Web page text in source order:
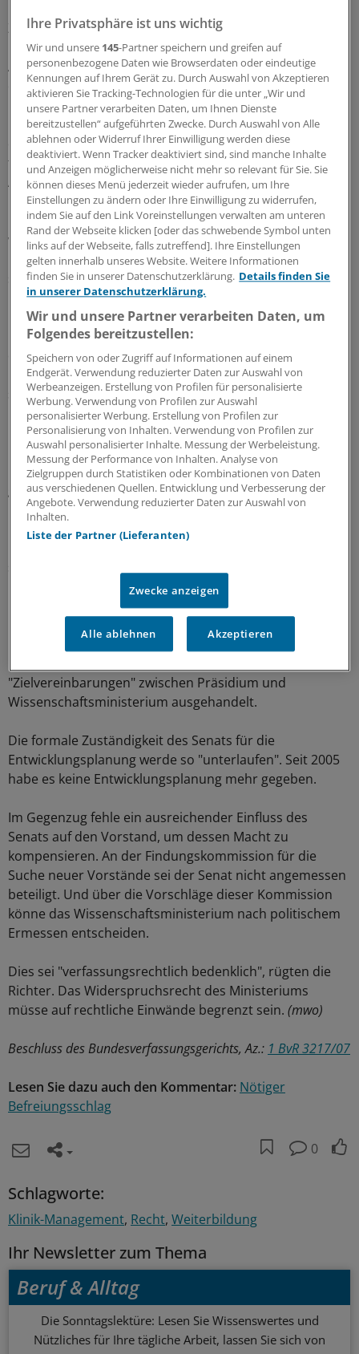
Zwar seien die Länder nicht an tradierte
Organisationsformen ihrer Hochschulen gebunden.
Auch die Übertragung der laufenden Geschäfte auf
einen Vorstand sei im Grundsatz zulässig. Mit der
Freiheit von Forschung und Lehre seien
"Organisationsnormen allerdings nicht vereinbar, wenn
durch sie ein Gesamtgefüge geschaffen wird, das die
freie wissenschaftliche Betätigung und
Aufgabenerfüllung strukturell gefährdet".
Konkret forderten die Karlsruher Richter, dass "die
wissenschaftlich Tätigen an wissenschaftsrelevanten
Entscheidungen hinreichend mitwirken können". Das
seien nicht nur Entscheidungen unmittelbar zu
Forschung und Lehre.
"Wissenschaftsrelevant sind auch Entscheidungen über
die Organisationsstruktur und den Haushalt", da die
Professoren auf entsprechende Ressourcen angewiesen
seien.
Bei der vorstandsgeführten MHH kommt es nach dem
Karlsruher Beschluss auf ein ausbalanciertes
Machtverhältnis mit dem Senat an. Je mehr und je
grundlegendere Entscheidungen dem Senat entzogen
und dem Vorstand zugewiesen seien, desto größer
müsse im Gegenzug die Mitwirkung des Senats bei der
Dies sei bei der MHH nicht erfüllt, rügte das
Entscheidungen würden vom Vorstand getroffen. Die
"Zielvereinbarungen" zwischen Präsidium und
Wissenschaftsministerium ausgehandelt.
Die formale Zuständigkeit des Senats für die
Entwicklungsplanung werde so "unterlaufen". Seit 2005
habe es keine Entwicklungsplanung mehr gegeben.
Im Gegenzug fehle ein ausreichender Einfluss des
Senats auf den Vorstand, um dessen Macht zu
kompensieren. An der Findungskommission für die
Suche neuer Vorstände sei der Senat nicht angemessen
beteiligt. Und über die Vorschläge dieser Kommission
könne das Wissenschaftsministerium nach politischem
Ermessen entscheiden.
Dies sei "verfassungsrechtlich bedenklich", rügten die
Richter. Das Widerspruchsrecht des Ministeriums
müsse auf rechtliche Einwände begrenzt sein. (mwo)
Beschluss des Bundesverfassungsgerichts, Az.: 1 BvR 3217/07
Lesen Sie dazu auch den Kommentar: Nötiger
Befreiungsschlag
0
Schlagworte:
Klinik-Management Recht Weiterbildung
Ihr Newsletter zum Thema
Beruf & Alltag
Die Sonntagslektüre: Lesen Sie Wissenswertes und
Nützliches für Ihre tägliche Arbeit, lassen Sie sich von
Ihre Privatsphäre ist uns wichtig
Wir und unsere 145-Partner speichern und greifen auf
personenbezogene Daten wie Browserdaten oder eindeutige
Kennungen auf Ihrem Gerät zu. Durch Auswahl von Akzeptieren
aktivieren Sie Tracking-Technologien für die unter „Wir und
unsere Partner verarbeiten Daten, um Ihnen Dienste
bereitzustellen“ aufgeführten Zwecke. Durch Auswahl von Alle
ablehnen oder Widerruf Ihrer Einwilligung werden diese
deaktiviert. Wenn Tracker deaktiviert sind, sind manche Inhalte
und Anzeigen möglicherweise nicht mehr so relevant für Sie. Sie
können dieses Menü jederzeit wieder aufrufen, um Ihre
Einstellungen zu ändern oder Ihre Einwilligung zu widerrufen,
indem Sie auf den Link Voreinstellungen verwalten am unteren
Rand der Webseite klicken [oder das schwebende Symbol unten
links auf der Webseite, falls zutreffend]. Ihre Einstellungen
gelten innerhalb unseres Website. Weitere Informationen
finden Sie in unserer Datenschutzerklärung. Details finden Sie
in unserer Datenschutzerklärung.
Wir und unsere Partner verarbeiten Daten, um
Folgendes bereitzustellen:
Speichern von oder Zugriff auf Informationen auf einem
Endgerät. Verwendung reduzierter Daten zur Auswahl von
Werbeanzeigen. Erstellung von Profilen für personalisierte
Werbung. Verwendung von Profilen zur Auswahl
personalisierter Werbung. Erstellung von Profilen zur
Personalisierung von Inhalten. Verwendung von Profilen zur
Auswahl personalisierter Inhalte. Messung der Werbeleistung.
Messung der Performance von Inhalten. Analyse von
Zielgruppen durch Statistiken oder Kombinationen von Daten
aus verschiedenen Quellen. Entwicklung und Verbesserung der
Angebote. Verwendung reduzierter Daten zur Auswahl von
Inhalten.
Liste der Partner (Lieferanten)
Zwecke anzeigen
Alle ablehnen Akzeptieren